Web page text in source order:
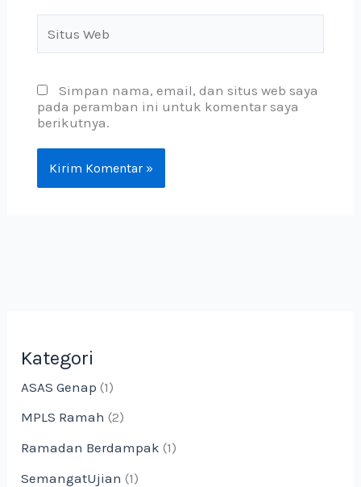
Web
Simpan nama, email, dan situs web saya
pada peramban ini untuk komentar saya
berikutnya.
Kategori
ASAS Genap (1)
MPLS Ramah (2)
Ramadan Berdampak (1)
SemangatUjian (1)